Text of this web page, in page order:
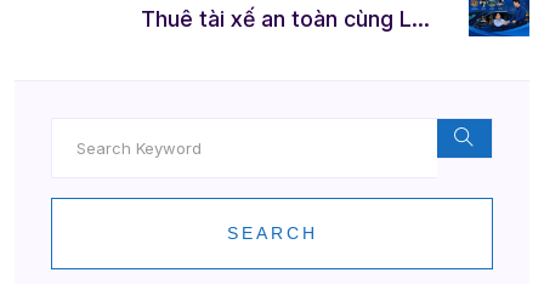
Thuê tài xế an toàn cùng LMD Để tôi lái
SEARCH